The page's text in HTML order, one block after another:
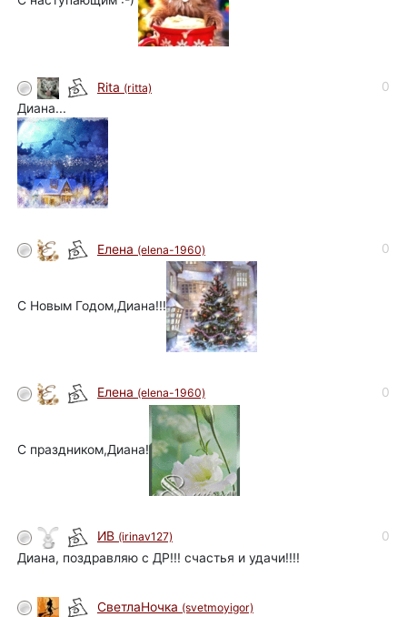
Rita (ritta)
0
Диана...
Елена (elena-1960) 0
С Новым Годом,Диана!!!
Елена (elena-1960) 0
С праздником,Диана!
ИВ (irinav127)
0
Диана, поздравляю с ДР!!! счастья и удачи!!!!
СветлаНочка (svetmoyigor)